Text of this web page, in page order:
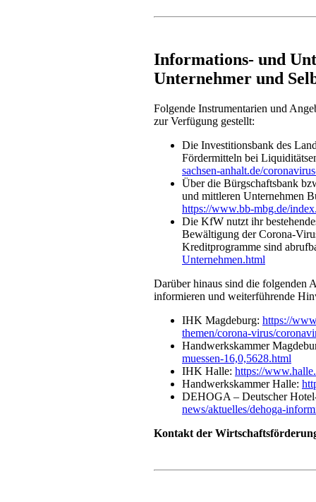
Informations- und
Unternehmer und
Folgende Instrumentarien und
zur Verfügung gestellt:
Die Investitionsbank des
Fördermitteln bei
sachsen-anhalt.de/
Über die Bürgschaftsbank
und mittleren Unternehmen
https://www.bb-mbg.de/
Die KfW nutzt ihr
Bewältigung der Corona-
Kreditprogramme sind
Unternehmen.html
Darüber hinaus sind die folgenden
informieren und weiterführende
IHK Magdeburg: https://
themen/corona-virus/
Handwerkskammer
muessen-16,0,5628.html
IHK Halle: https://
Handwerkskammer Halle:
DEHOGA – Deutscher
news/aktuelles/dehoga-
Kontakt der